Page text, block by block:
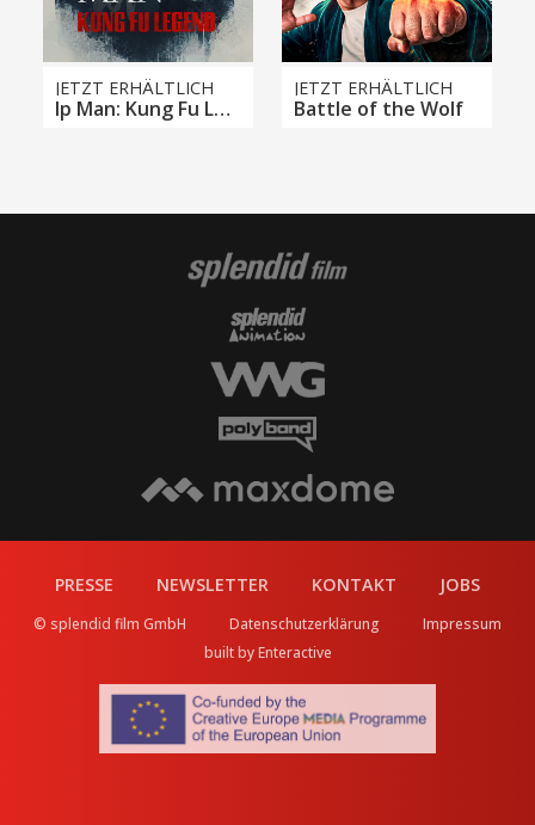
JETZT ERHÄLTLICH
Ip Man: Kung Fu Legend
JETZT ERHÄLTLICH
Battle of the Wolf
PRESSE NEWSLETTER KONTAKT JOBS
© splendid film GmbH Datenschutzerklärung
Impressum
built by Enteractive